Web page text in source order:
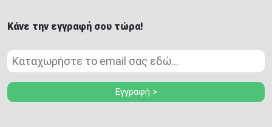
Κάνε την εγγραφή σου τώρα!
Εγγραφή >